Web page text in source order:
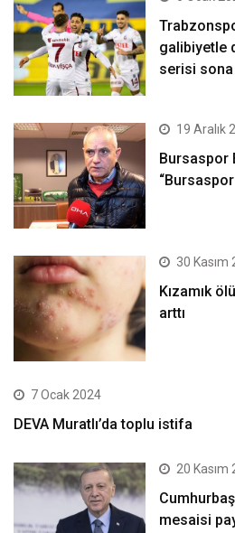
galibiyetle
serisi
19 Aralık
Bursaspor
30 Kasım
Kızamık
arttı
7 Ocak 2024
DEVA Muratlı’da toplu istifa
20 Kasım
mesaisi